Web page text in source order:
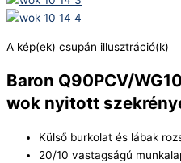
A kép(ek) csupán illusztráció(k)
Baron Q90PCV/
wok nyitott
Külső burkolat és lábak
20/10 vastagságú